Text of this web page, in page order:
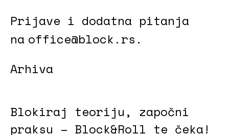
Prijave i dodatna pitanja
na office@block.rs .
Arhiva
Blokiraj teoriju, započni
praksu – Block&Roll te čeka!